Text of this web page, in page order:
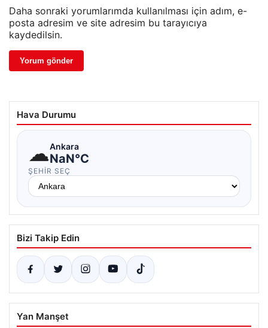
Daha sonraki yorumlarımda kullanılması için adım, e-
posta adresim ve site adresim bu tarayıcıya
kaydedilsin.
Hava Durumu
☁Ankara
NaN°C
ŞEHIR SEÇ
Bizi Takip Edin
Yan Manşet